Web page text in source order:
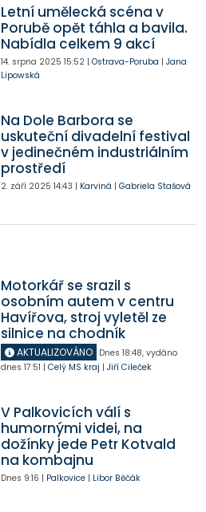
Letní umělecká scéna v
Porubě opět táhla a bavila.
Nabídla celkem 9 akcí
14. srpna 2025 15:52| Ostrava-Poruba | Jana
Lipowská
Na Dole Barbora se
uskuteční divadelní festival
v jedinečném industriálním
prostředí
2. září 2025 14:43 | Karviná | Gabriela Stašová
Motorkář se srazil s
osobním autem v centru
Havířova, stroj vyletěl ze
silnice na chodník
AKTUALIZOVÁNO Dnes 18:48, vydáno
dnes 17:51 | Celý MS kraj | Jiří Cileček
V Palkovicích válí s
humornými videi, na
dožínky jede Petr Kotvald
na kombajnu
Dnes 9:16 | Palkovice| Libor Běčák